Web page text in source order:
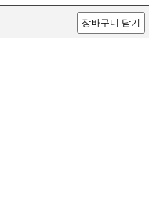
장바구니 담기